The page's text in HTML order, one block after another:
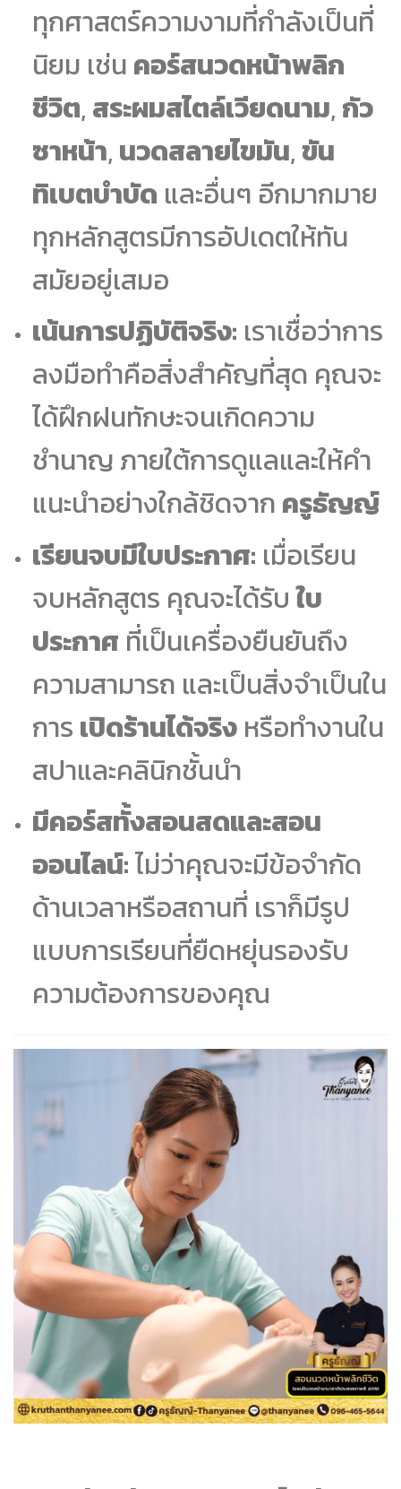
ทุกศาสตร์ความงามที่กำลังเป็นที่
นิยม เช่น คอร์สนวดหน้าพลิก
ชีวิต, สระผมสไตล์เวียดนาม, กัว
ซาหน้า, นวดสลายไขมัน,ขัน
ทิเบตบำบัด และอื่นๆ อีกมากมาย
ทุกหลักสูตรมีการอัปเดตให้ทัน
สมัยอยู่เสมอ
เน้นการปฏิบัติจริง: เราเชื่อว่าการ
ลงมือทำคือสิ่งสำคัญที่สุด คุณจะ
ได้ฝึกฝนทักษะจนเกิดความ
ชำนาญ ภายใต้การดูแลและให้คำ
แนะนำอย่างใกล้ชิดจาก ครูธัญญ์
เรียนจบมีใบประกาศ: เมื่อเรียน
จบหลักสูตร คุณจะได้รับใบ
ประกาศ ที่เป็นเครื่องยืนยันถึง
ความสามารถ และเป็นสิ่งจำเป็นใน
การ เปิดร้านได้จริงหรือทำงานใน
สปาและคลินิกชั้นนำ
มีคอร์สทั้งสอนสดและสอน
ออนไลน์:ไม่ว่าคุณจะมีข้อจำกัด
ด้านเวลาหรือสถานที่ เราก็มีรูป
แบบการเรียนที่ยืดหยุ่นรองรับ
ความต้องการของคุณ